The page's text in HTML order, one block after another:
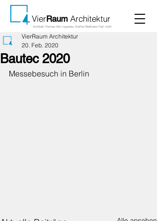
VierRaum Architektur
Architekt Thomas Hinz Ingenieur Steffen Bießmann Part mbB
Bautec 2020
VierRaum Architektur
20. Feb. 2020
Messebesuch in Berlin